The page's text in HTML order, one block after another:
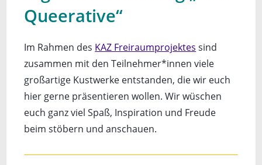
Queerative“
Im Rahmen des KAZ Freiraumprojektes sind
zusammen mit den Teilnehmer*innen viele
großartige Kustwerke entstanden, die wir euch
hier gerne präsentieren wollen. Wir wüschen
euch ganz viel Spaß, Inspiration und Freude
beim stöbern und anschauen.